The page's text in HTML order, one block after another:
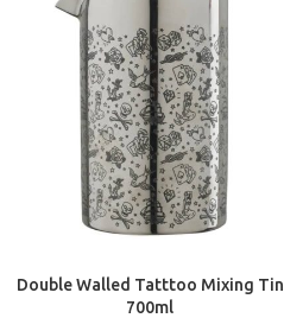
Double Walled Tatttoo Mixing Tin
700ml